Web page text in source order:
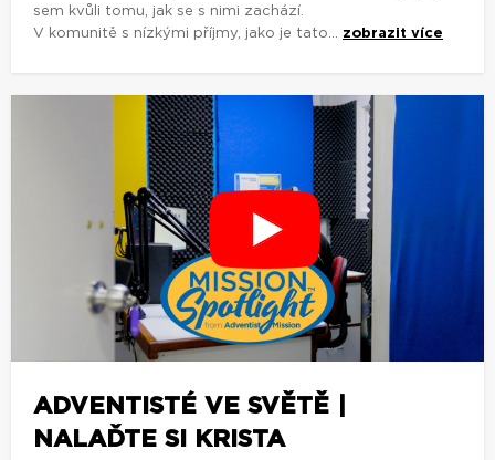
sem kvůli tomu, jak se s nimi zachází.
V komunitě s nízkými příjmy, jako je tato... zobrazit více
ADVENTISTÉ VE SVĚTĚ |
NALAĎTE SI KRISTA